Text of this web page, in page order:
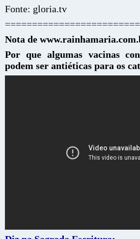
Fonte: gloria.tv
Nota de
Por que algumas vacinas
podem ser antiéticas para os